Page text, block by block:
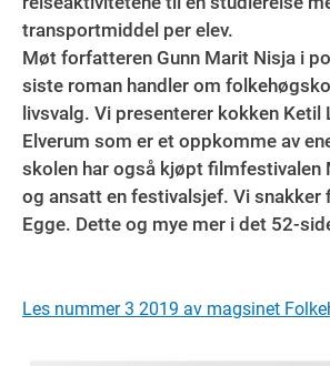
transportmiddel per elev.
Møt forfatteren Gunn Marit Nisja i
siste roman handler om
livsvalg. Vi presenterer kokken Ketil
Elverum som er et oppkomme av
skolen har også kjøpt filmfestivalen
og ansatt en festivalsjef. Vi
Egge. Dette og mye mer i det 52-
Les nummer 3 2019 av magsinet